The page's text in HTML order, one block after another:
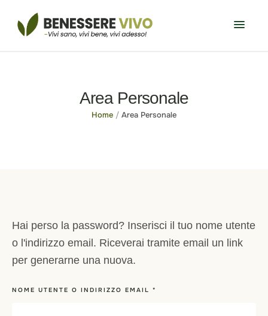
Area Personale
Home / Area Personale
Hai perso la password? Inserisci il tuo nome utente
o l'indirizzo email. Riceverai tramite email un link
per generarne una nuova.
NOME UTENTE O INDIRIZZO EMAIL *